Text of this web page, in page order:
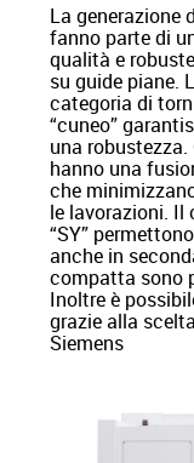
La generazione
fanno parte di
qualità e
su guide piane.
categoria di
“cuneo”
una robustezza.
hanno una
che
le lavorazioni. Il
“SY”
anche in
compatta sono
Inoltre è
grazie alla
Siemens